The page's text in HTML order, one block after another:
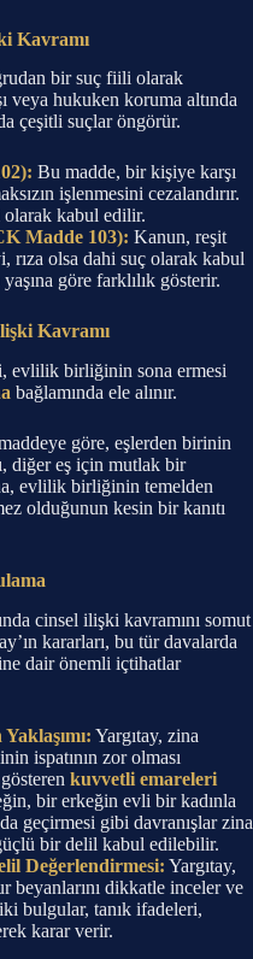
Kavramı
bir suç fiili olarak
veya hukuken koruma altında
çeşitli suçlar öngörür.
Bu madde, bir kişiye karşı
işlenmesini cezalandırır.
kabul edilir.
Madde 103): Kanun, reşit
olsa dahi suç olarak kabul
göre farklılık gösterir.
Kavramı
evlilik birliğinin sona ermesi
bağlamında ele alınır.
göre, eşlerden birinin
diğer eş için mutlak bir
evlilik birliğinin temelden
olduğunun kesin bir kanıtı
cinsel ilişki kavramını somut
kararları, bu tür davalarda
dair önemli içtihatlar
Yargıtay, zina
ispatının zor olması
kuvvetli emareleri
bir erkeğin evli bir kadınla
geçirmesi gibi davranışlar zina
bir delil kabul edilebilir.
Değerlendirmesi: Yargıtay,
beyanlarını dikkatle inceler ve
bulgular, tanık ifadeleri,
karar verir.